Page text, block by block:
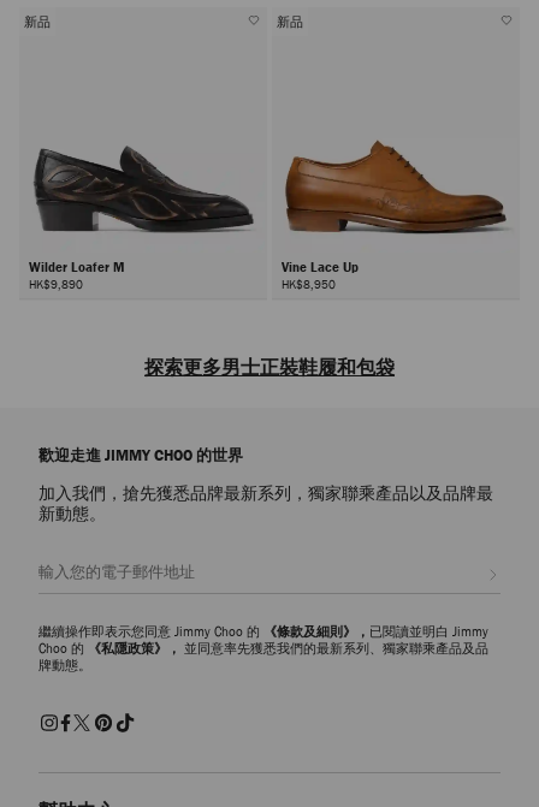
新品
Wilder Loafer M
HK$9,890
新品
Vine Lace Up
HK$8,950
探索更多男士正裝鞋履和包袋
等材質精心製作，多種經典顔色和款式可供選擇，包括男士樂福鞋、男士
孟克鞋和男士牛津鞋。無論是打造婚禮造型還是提升週末穿搭時尚感，您
都可以在品牌男士鞋履系列中找到心儀潮履。
郎和賓客的心儀之選。吸睛細閃鞋面、耀目水晶裝飾和別緻鉚釘細節，爲
男士休閑經典鞋履
品牌標誌性風格在男士奢雅
顯優雅氣質，如男士樂福鞋、男士牛津鞋和男士孟克鞋；匠心精製經久時
尚廓形，適合搭配正裝造型或是休閑穿搭，時刻讓您彰顯不凡品味。
歡迎走進 JIMMY CHOO 的世界
加入我們，搶先獲悉品牌最新系列，獨家聯乘產品以及品牌最
新動態。
繼續操作即表示您同意 Jimmy Choo 的 《條款及細則》， 已閱讀並明白 Jimmy
Choo 的
《私隱政策》， 並同意率先獲悉我們的最新系列、獨家聯乘產品及品
牌動態。